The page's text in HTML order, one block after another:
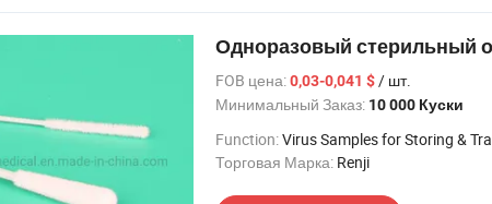
Одноразовый стерильный
FOB цена:0,03-0,041 $/ шт.
Минимальный Заказ: 10 000 Куски
Function:Virus Samples for Storing &
Торговая Марка: Renji